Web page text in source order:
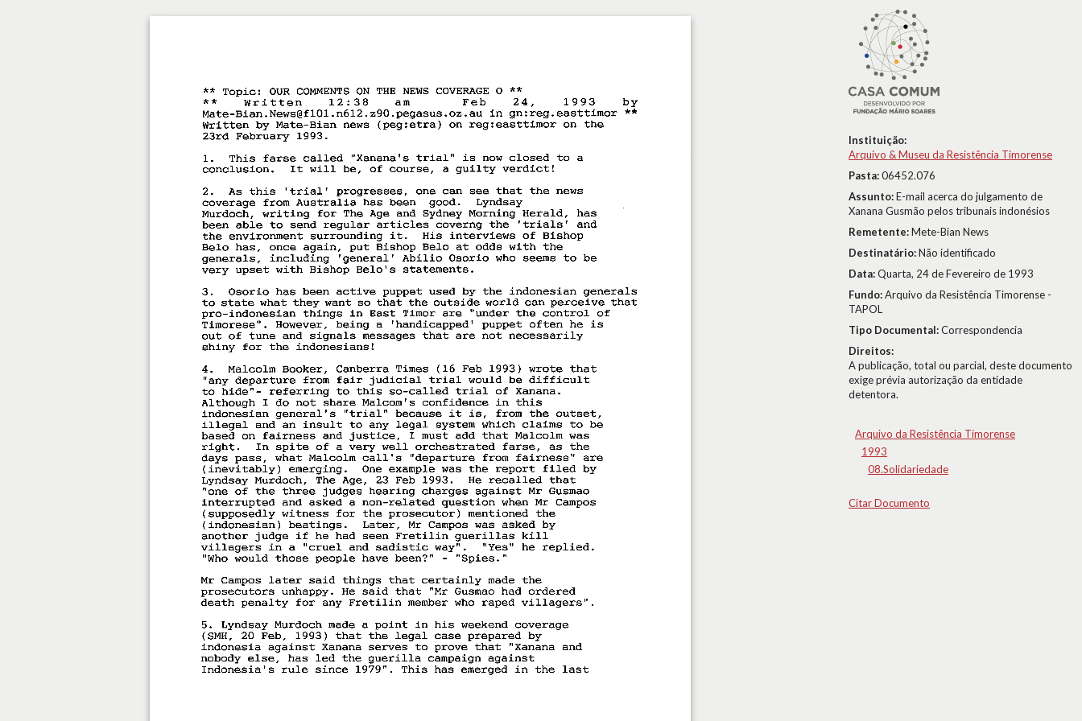
Instituição:
Arquivo & Museu da Resistência Timorense
Pasta:06452.076
Assunto:E-mail acerca do julgamento de
Xanana Gusmão pelos tribunais indonésios
Remetente:Mete-Bian News
Destinatário:Não identificado
Data:Quarta, 24 de Fevereiro de 1993
Fundo:Arquivo da Resistência Timorense -
TAPOL
Tipo Documental:Correspondencia
Direitos:
A publicação, total ou parcial, deste documento
exige prévia autorização da entidade
detentora.
Arquivo da Resistência Timorense
1993
08.Solidariedade
Citar Documento